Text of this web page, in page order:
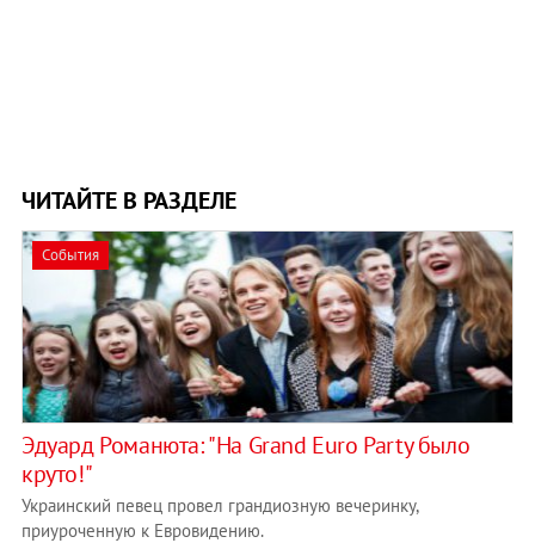
ЧИТАЙТЕ В РАЗДЕЛЕ
События
​Эдуард Романюта: "На Grand Euro Party было
круто!"
Украинский певец провел грандиозную вечеринку,
приуроченную к Евровидению.